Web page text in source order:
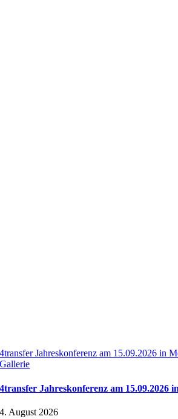
4transfer Jahreskonferenz am 15.09.2026 in
Gallerie
4transfer Jahreskonferenz am 15.09.2026
4. August 2026